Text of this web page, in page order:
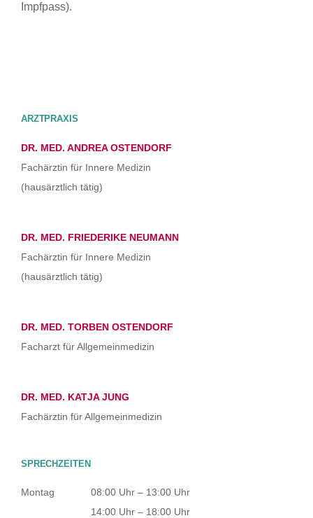
Impfpass).
ARZTPRAXIS
DR. MED. ANDREA OSTENDORF
Fachärztin für Innere Medizin
(hausärztlich tätig)
DR. MED. FRIEDERIKE NEUMANN
Fachärztin für Innere Medizin
(hausärztlich tätig)
DR. MED. TORBEN OSTENDORF
Facharzt für Allgemeinmedizin
DR. MED. KATJA JUNG
Fachärztin für Allgemeinmedizin
SPRECHZEITEN
Montag
08:00 Uhr – 13:00 Uhr
14:00 Uhr – 18:00 Uhr